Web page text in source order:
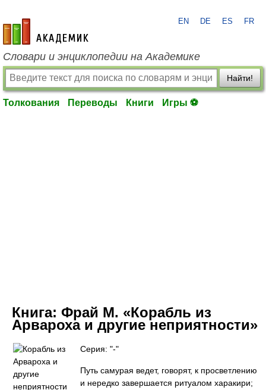
academic.ru
EN DE ES FR
Словари и энциклопедии на Академике
Найти!
Толкования Переводы Книги Игры ⚽
Книга: Фрай М. «Корабль из
Арвароха и другие неприятности»
Серия: "-"
Путь самурая ведет, говорят, к просветлению
и нередко завершается ритуалом харакири;